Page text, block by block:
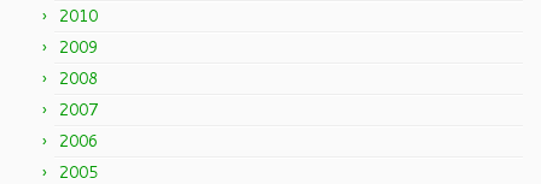
2010
2009
2008
2007
2006
2005